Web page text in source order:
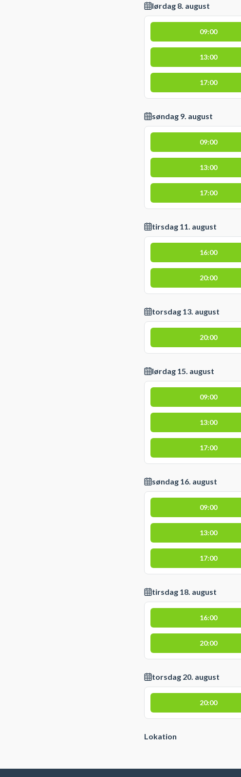
lørdag 8. august
09:00
13:00
17:00
søndag 9. august
09:00
13:00
17:00
tirsdag 11. august
16:00
20:00
torsdag 13. august
20:00
lørdag 15. august
09:00
13:00
17:00
søndag 16. august
09:00
13:00
17:00
tirsdag 18. august
16:00
20:00
torsdag 20. august
20:00
Lokation